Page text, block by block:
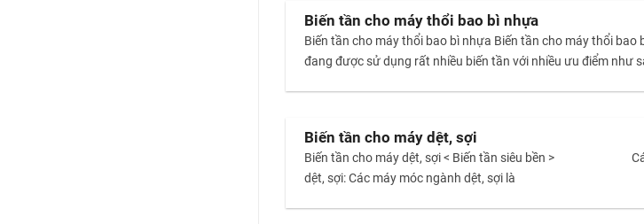
Biến tần cho máy thổi bao bì nhựa
Biến tần cho máy thổi bao bì nhựa Biến tần cho máy thổi
đang được sử dụng rất nhiều biến tần với nhiều ưu điểm như
Biến tần cho máy dệt, sợi
Biến tần cho máy dệt, sợi < Biến tần siêu bền > Các
dệt, sợi: Các máy móc ngành dệt, sợi là